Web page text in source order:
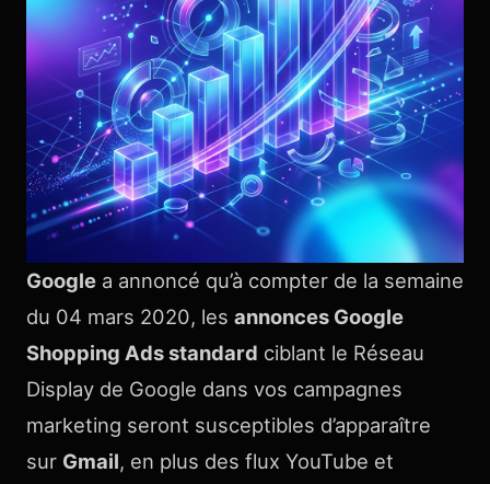
Google a annoncé qu’à compter de la semaine
du 04 mars 2020, les annonces Google
Shopping Ads standard ciblant le Réseau
Display de Google dans vos campagnes
marketing seront susceptibles d’apparaître
sur Gmail, en plus des flux YouTube et